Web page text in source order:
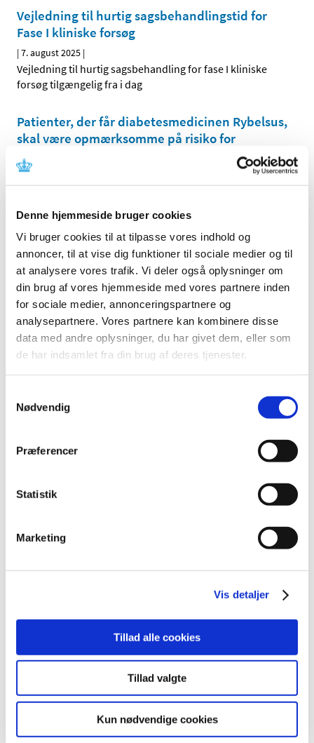
Denne hjemmeside bruger cookies
Vi bruger cookies til at tilpasse vores indhold og
annoncer, til at vise dig funktioner til sociale medier og til
at analysere vores trafik. Vi deler også oplysninger om
din brug af vores hjemmeside med vores partnere inden
for sociale medier, annonceringspartnere og
analysepartnere. Vores partnere kan kombinere disse
data med andre oplysninger, du har givet dem, eller som
de har indsamlet fra din brug af deres tjenester.
Nødvendig
Præferencer
Statistik
Marketing
Vis detaljer
Tillad alle cookies
Tillad valgte
Kun nødvendige cookies
Vejledning til hurtig sagsbehandlingstid for
Fase I kliniske forsøg
|7. august 2025 |
Vejledning til hurtig sagsbehandling for fase I kliniske
forsøg tilgængelig fra i dag
Patienter, der får diabetesmedicinen Rybelsus,
skal være opmærksomme på risiko for
medicineringsfejl
|1. august 2025
Alle (2506)
TID
2026 (84)
2025 (158)
december (10)
november (20)
oktober (18)
august (8)
juni (11)
januar (17)
2021 (516)
2019 (159)
2017 (167)
2015 (33)